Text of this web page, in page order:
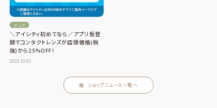
グッズ
＼アイシティ初めてなら／アプリ仮登
録でコンタクトレンズが店頭価格(税
抜)から25%OFF！
2025.10.03
ショップニュース一覧へ